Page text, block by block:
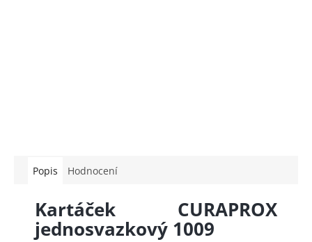
Popis Hodnocení
Kartáček CURAPROX
jednosvazkový 1009